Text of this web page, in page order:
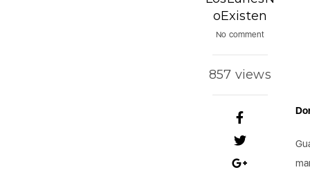
oExisten
No comment
857 views